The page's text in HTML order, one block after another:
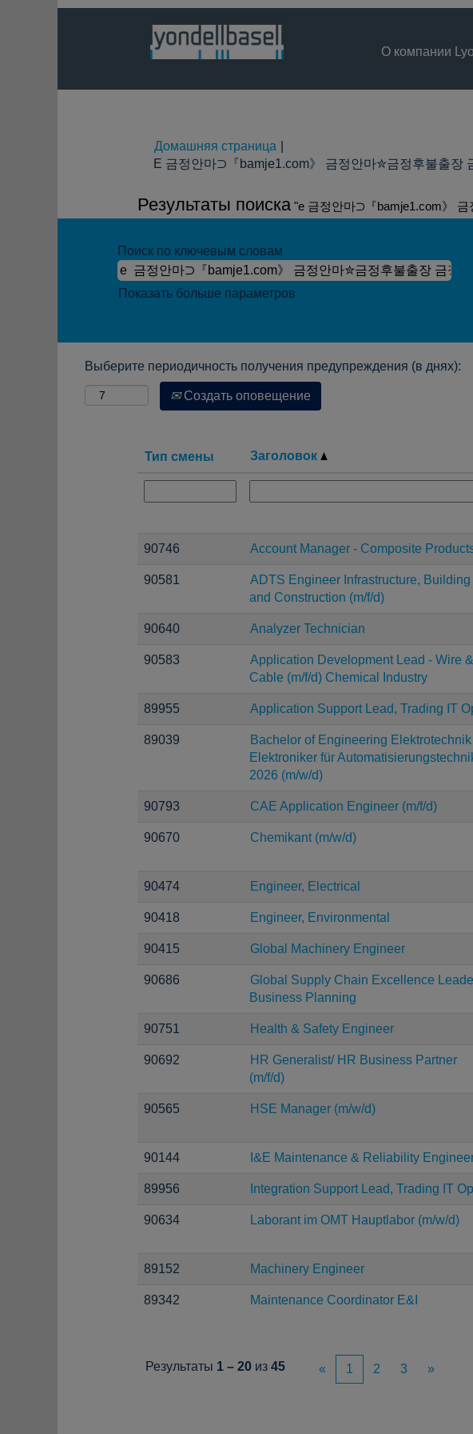
О компании
Домашняя страница
E 금정안마⊃『bamje1.com》 금정안마✮금정후불출장
Результаты поиска "e 금정안마⊃『bamje1.com》
Поиск по ключевым словам
Показать больше параметров
Выберите периодичность получения предупреждения (в днях):
Создать оповещение
Тип смены Заголовок
90746 Account Manager - Composite
90581
ADTS Engineer Infrastructure, Building
and Construction (m/f/d)
90640 Analyzer Technician
90583
Application Development Lead - Wire &
Cable (m/f/d) Chemical Industry
89955 Application Support Lead, Trading IT
89039
Bachelor of Engineering Elektrotechnik
Elektroniker für
2026 (m/w/d)
90793 CAE Application Engineer (m/f/d)
90670 Chemikant (m/w/d)
90474 Engineer, Electrical
90418 Engineer, Environmental
90415 Global Machinery Engineer
90686
Global Supply Chain Excellence
Business Planning
90751 Health & Safety Engineer
90692
HR Generalist/ HR Business Partner
(m/f/d)
90565 HSE Manager (m/w/d)
90144 I&E Maintenance & Reliability
89956 Integration Support Lead, Trading IT
90634 Laborant im OMT Hauptlabor (m/w/d)
89152 Machinery Engineer
89342 Maintenance Coordinator E&I
Результаты 1 – 20 из 45 « 1 2 3 »